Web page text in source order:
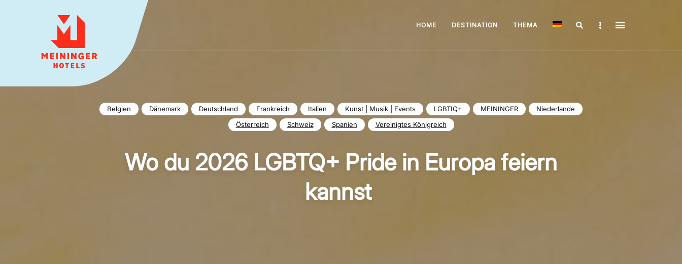
HOME DESTINATION THEMA
SearchSidebar
Belgien Dänemark Deutschland Frankreich Italien Kunst | Musik | Events LGBTIQ+ MEININGER
Niederlande
Österreich
Schweiz Spanien Vereinigtes Königreich
Wo du 2026 LGBTQ+ Pride in Europa feiern
kannst